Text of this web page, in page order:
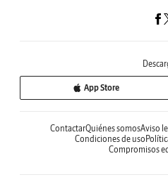
App Store
ContactarQuiénes somosAviso
Condiciones de uso
Compromisos